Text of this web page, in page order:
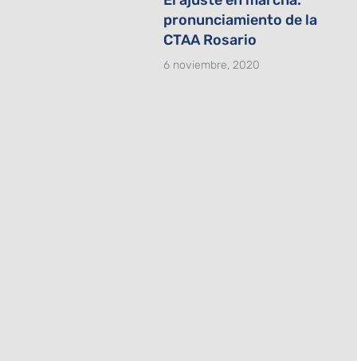
pronunciamiento de la
CTAA Rosario
6 noviembre, 2020